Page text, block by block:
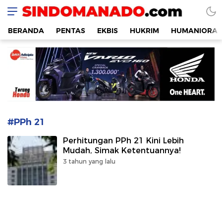
SINDOMANADO
Informatif dan Edukatif
BERANDA PENTAS EKBIS HUKRIM HUMANIORA
#PPh 21
Perhitungan PPh 21 Kini Lebih
Mudah, Simak Ketentuannya!
3 tahun yang lalu